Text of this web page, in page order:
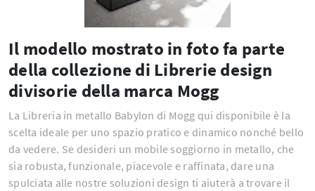
Il modello mostrato in foto fa parte
della collezione di Librerie design
divisorie della marca Mogg
La Libreria in metallo Babylon di Mogg qui disponibile è la
scelta ideale per uno spazio pratico e dinamico nonché bello
da vedere. Se desideri un mobile soggiorno in metallo, che
sia robusta, funzionale, piacevole e raffinata, dare una
spulciata alle nostre soluzioni design ti aiuterà a trovare il